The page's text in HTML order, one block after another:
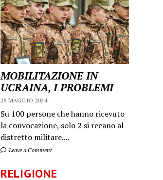
MOBILITAZIONE IN
UCRAINA, I PROBLEMI
28 MAGGIO 2024
Su 100 persone che hanno ricevuto
la convocazione, solo 2 si recano al
distretto militare....
Leave a Comment
RELIGIONE